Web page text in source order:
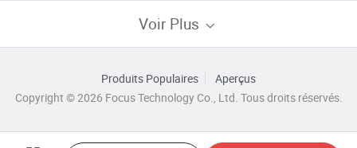
Voir Plus
Produits Populaires
Aperçus
Copyright © 2026 Focus Technology Co., Ltd. Tous droits réservés.